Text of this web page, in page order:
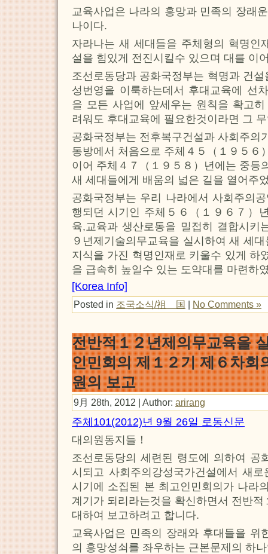
교육사업은 나라의 흥망과 민족의 장래
나이다.
자라나는 새 세대들을 주체형의 혁명인
설을 힘있게 전진시킬수 있으며 대를 이
조선로동당과 공화국정부는 혁명과 건
성번영을 이룩하는데서 후대교육에 선
을 모든 사업에 앞세우는 원칙을 확고
려워도 후대교육에 필요한것이라면 그
공화국정부는 전후복구건설과 사회주의
동방에서 처음으로 주체４５（１９５６
이어 주체４７（１９５８）년에는 중등
새 세대들에게 배움의 넓은 길을 열어주
공화국정부는 우리 나라에서 사회주의
행되던 시기인 주체５６（１９６７）
육,교육과 생산로동을 밀접히 결합시키
９년제기술의무교육을 실시하여 새 세
지식을 가진 혁명인재로 키울수 있게 하
을 급속히 높일수 있는 도약대를 마련하
[Korea Info]
Posted in 조국소식/祖 国 | No Comments »
전반적１２년제의무교육을
인민회의 제１２기 제６차회
원의 보고
9月 28th, 2012 | Author: arirang
주체101(2012)년 9월 26일 로동신문
대의원동지들！
조선로동당의 세련된 령도에 의하여 공
시되고 사회주의강성국가건설에서 새
시기에 소집된 본 최고인민회의가 나라
계기가 되리라는것을 확신하면서 전반
대하여 보고하려고 합니다.
교육사업은 민족의 장래와 후대들을 위
의 흥망성쇠를 좌우하는 근본문제의 하